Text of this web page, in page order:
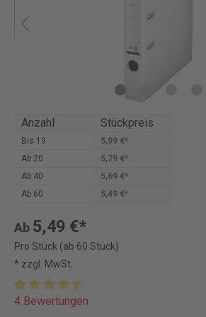
Anzahl Stückpreis
Bis 19
5,99 €*
Ab 20
5,79 €*
Ab 40
5,69 €*
Ab 60 5,49 €*
Ab 5,49 €*
Pro Stück (ab 60 Stück)
* zzgl. MwSt.
4 Bewertungen